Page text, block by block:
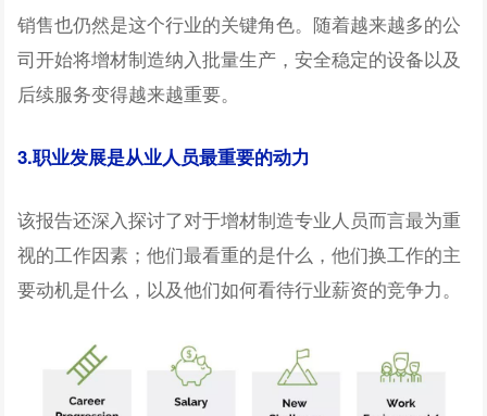
销售也仍然是这个行业的关键角色。随着越来越多的公
司开始将增材制造纳入批量生产，安全稳定的设备以及
后续服务变得越来越重要。
3.职业发展是从业人员最重要的动力
该报告还深入探讨了对于增材制造专业人员而言最为重
视的工作因素；他们最看重的是什么，他们换工作的主
要动机是什么，以及他们如何看待行业薪资的竞争力。